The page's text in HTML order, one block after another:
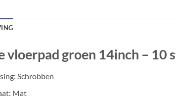
vloerpad groen 14inch – 10
Schrobben
Mat